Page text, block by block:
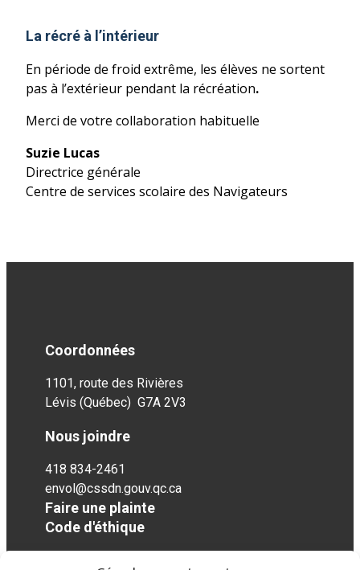
La récré à l’intérieur
En période de froid extrême, les élèves ne sortent
pas à l’extérieur pendant la récréation.
Merci de votre collaboration habituelle
Suzie Lucas
Directrice générale
Centre de services scolaire des Navigateurs
Coordonnées
1101, route des Rivières
Lévis (Québec) G7A 2V3
Nous joindre
418 834-2461
envol@cssdn.gouv.qc.ca
Faire une plainte
Code d'éthique